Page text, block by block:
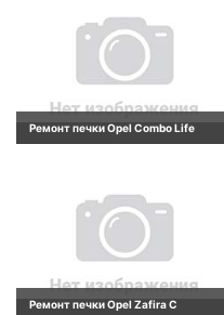
Ремонт печки Opel Combo Life
Ремонт печки Opel Zafira C